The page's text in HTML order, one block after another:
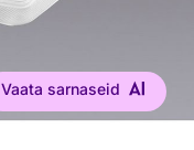
Vaata sarnaseid